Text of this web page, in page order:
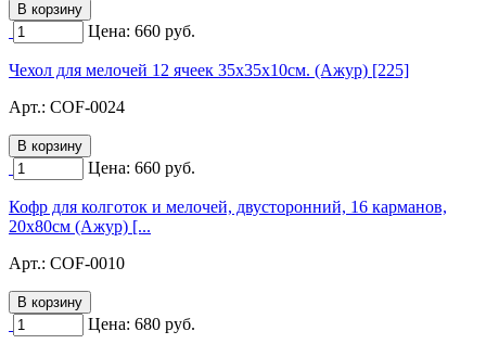
Цена: 660 руб.
Чехол для мелочей 12 ячеек 35х35х10см. (Ажур) [225]
Арт.: COF-0024
Цена: 660 руб.
Кофр для колготок и мелочей, двусторонний, 16 карманов,
20х80см (Ажур) [...
Арт.: COF-0010
Цена: 680 руб.